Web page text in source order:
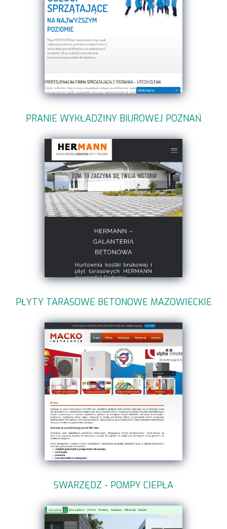
PRANIE WYKŁADZINY BIUROWEJ POZNAŃ
PŁYTY TARASOWE BETONOWE MAZOWIECKIE
SWARZĘDZ - POMPY CIEPŁA